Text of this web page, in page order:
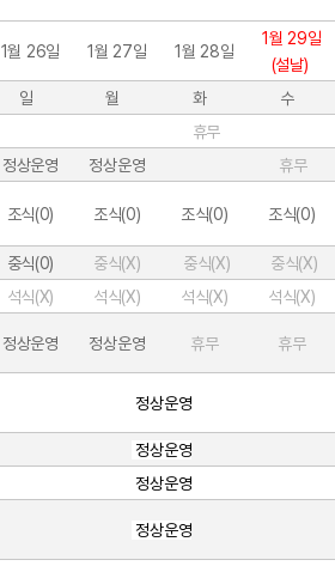
1월 26일 1월 27일 1월 28일
1월 29일
(설날)
일 월 화 수
휴무
정상운영 정상운영 휴무
조식(0) 조식(0) 조식(0) 조식(0)
중식(0) 중식(X) 중식(X) 중식(X)
석식(X) 석식(X) 석식(X) 석식(X)
정상운영 정상운영 휴무 휴무
정상운영
정상운영
정상운영
정상운영